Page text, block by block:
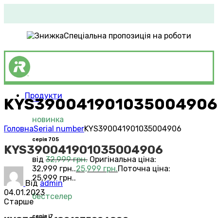
Спеціальна пропозиція на роботи
Продукти
новинка
серія 705
від 32,999грн. Оригінальна ціна:
32,999 грн..25,999 грн.Поточна ціна:
25,999 грн..
бестселер
серія i7
KYS390041901035004906
ГоловнаSerial numberKYS390041901035004906
KYS390041901035004906
Відadmin
04.01.2023
Старше